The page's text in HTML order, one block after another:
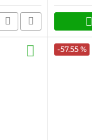
-57.55 %